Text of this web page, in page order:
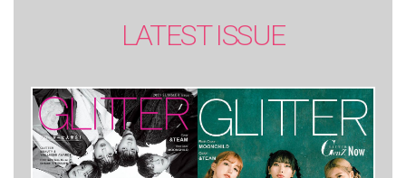
LATEST ISSUE